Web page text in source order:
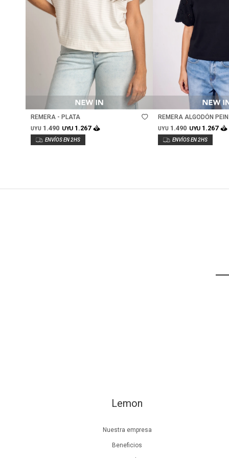
Talle
REMERA - PLATA
UYU 1.490 UYU 1.267
Talle
REMERA ALGODÓN
UYU 1.490 UYU 1.267
Lemon
Nuestra empresa
Beneficios